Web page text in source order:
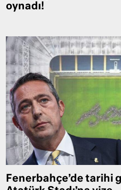
oynadı!
Fenerbahçe’de tarihi